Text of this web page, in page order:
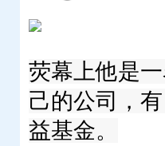
荧幕上他是
己的公司，
益基金。